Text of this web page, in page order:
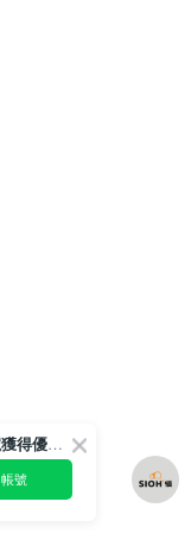
綁定 LINE 帳號獲得優惠券！
號